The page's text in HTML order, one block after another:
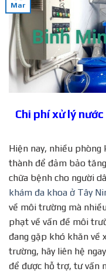
Mar
Chi phí xử lý
Hiện nay, nhiều phòng
thành để đảm bảo
chữa bệnh cho người
khám đa khoa ở Tây
về môi trường mà
phạt về vấn đề môi
đang gặp khó khăn về
trường, hãy liên hệ
để được hỗ trợ, tư vấn